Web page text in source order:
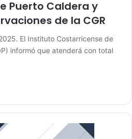
Puerto Caldera y
de la CGR
El Instituto Costarricense de
informó que atenderá con total